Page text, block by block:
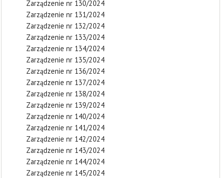
Zarządzenie nr 130/2024
Zarządzenie nr 131/2024
Zarządzenie nr 132/2024
Zarządzenie nr 133/2024
Zarządzenie nr 134/2024
Zarządzenie nr 135/2024
Zarządzenie nr 136/2024
Zarządzenie nr 137/2024
Zarządzenie nr 138/2024
Zarządzenie nr 139/2024
Zarządzenie nr 140/2024
Zarządzenie nr 141/2024
Zarządzenie nr 142/2024
Zarządzenie nr 143/2024
Zarządzenie nr 144/2024
Zarządzenie nr 145/2024